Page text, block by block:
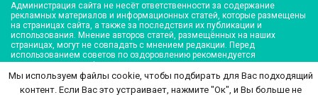
Администрация сайта не несёт ответственности за содержание
рекламных материалов и информационных статей, которые размещены
на страницах сайта, а также за последствия их публикации и
использования. Мнение авторов статей, размещённых на наших
страницах, могут не совпадать с мнением редакции. Перед
использованием советов по оздоровлению рекомендуется
консультация врача!
Мы используем файлы cookie, чтобы подбирать для Вас подходящий
контент. Если Вас это устраивает, нажмите "Ок", и Вы больше не